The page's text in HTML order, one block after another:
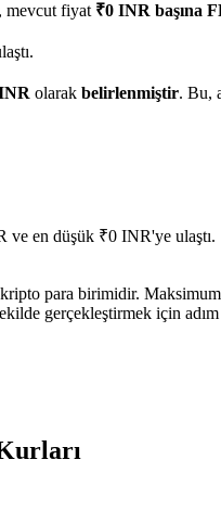
mevcut fiyat ₹0 INR başına
olarak belirlenmiştir. Bu,
ve en düşük ₹0 INR'ye ulaştı.
para birimidir. Maksimum
gerçekleştirmek için adım